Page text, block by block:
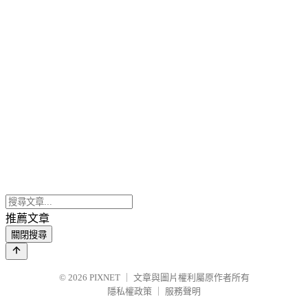
推薦文章
關閉搜尋
© 2026 PIXNET
文章與圖片權利屬原作者所有
隱私權政策
服務聲明